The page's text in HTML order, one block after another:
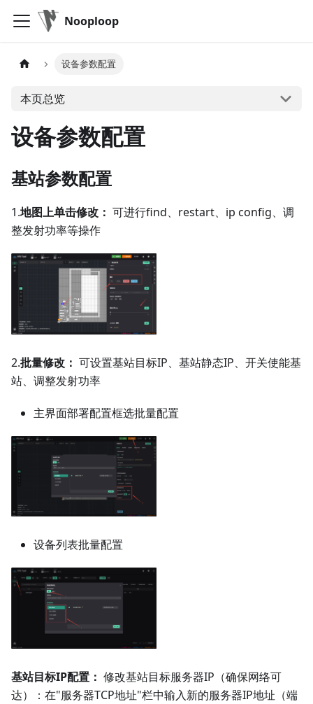
Nooploop
设备参数配置
本页总览
设备参数配置
基站参数配置
1.地图上单击修改： 可进行find、restart、ip config、调
整发射功率等操作
2.批量修改： 可设置基站目标IP、基站静态IP、开关使能基
站、调整发射功率
主界面部署配置框选批量配置
设备列表批量配置
基站目标IP配置： 修改基站目标服务器IP（确保网络可
达）：在"服务器TCP地址"栏中输入新的服务器IP地址（端